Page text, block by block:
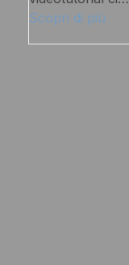
Scopri di più